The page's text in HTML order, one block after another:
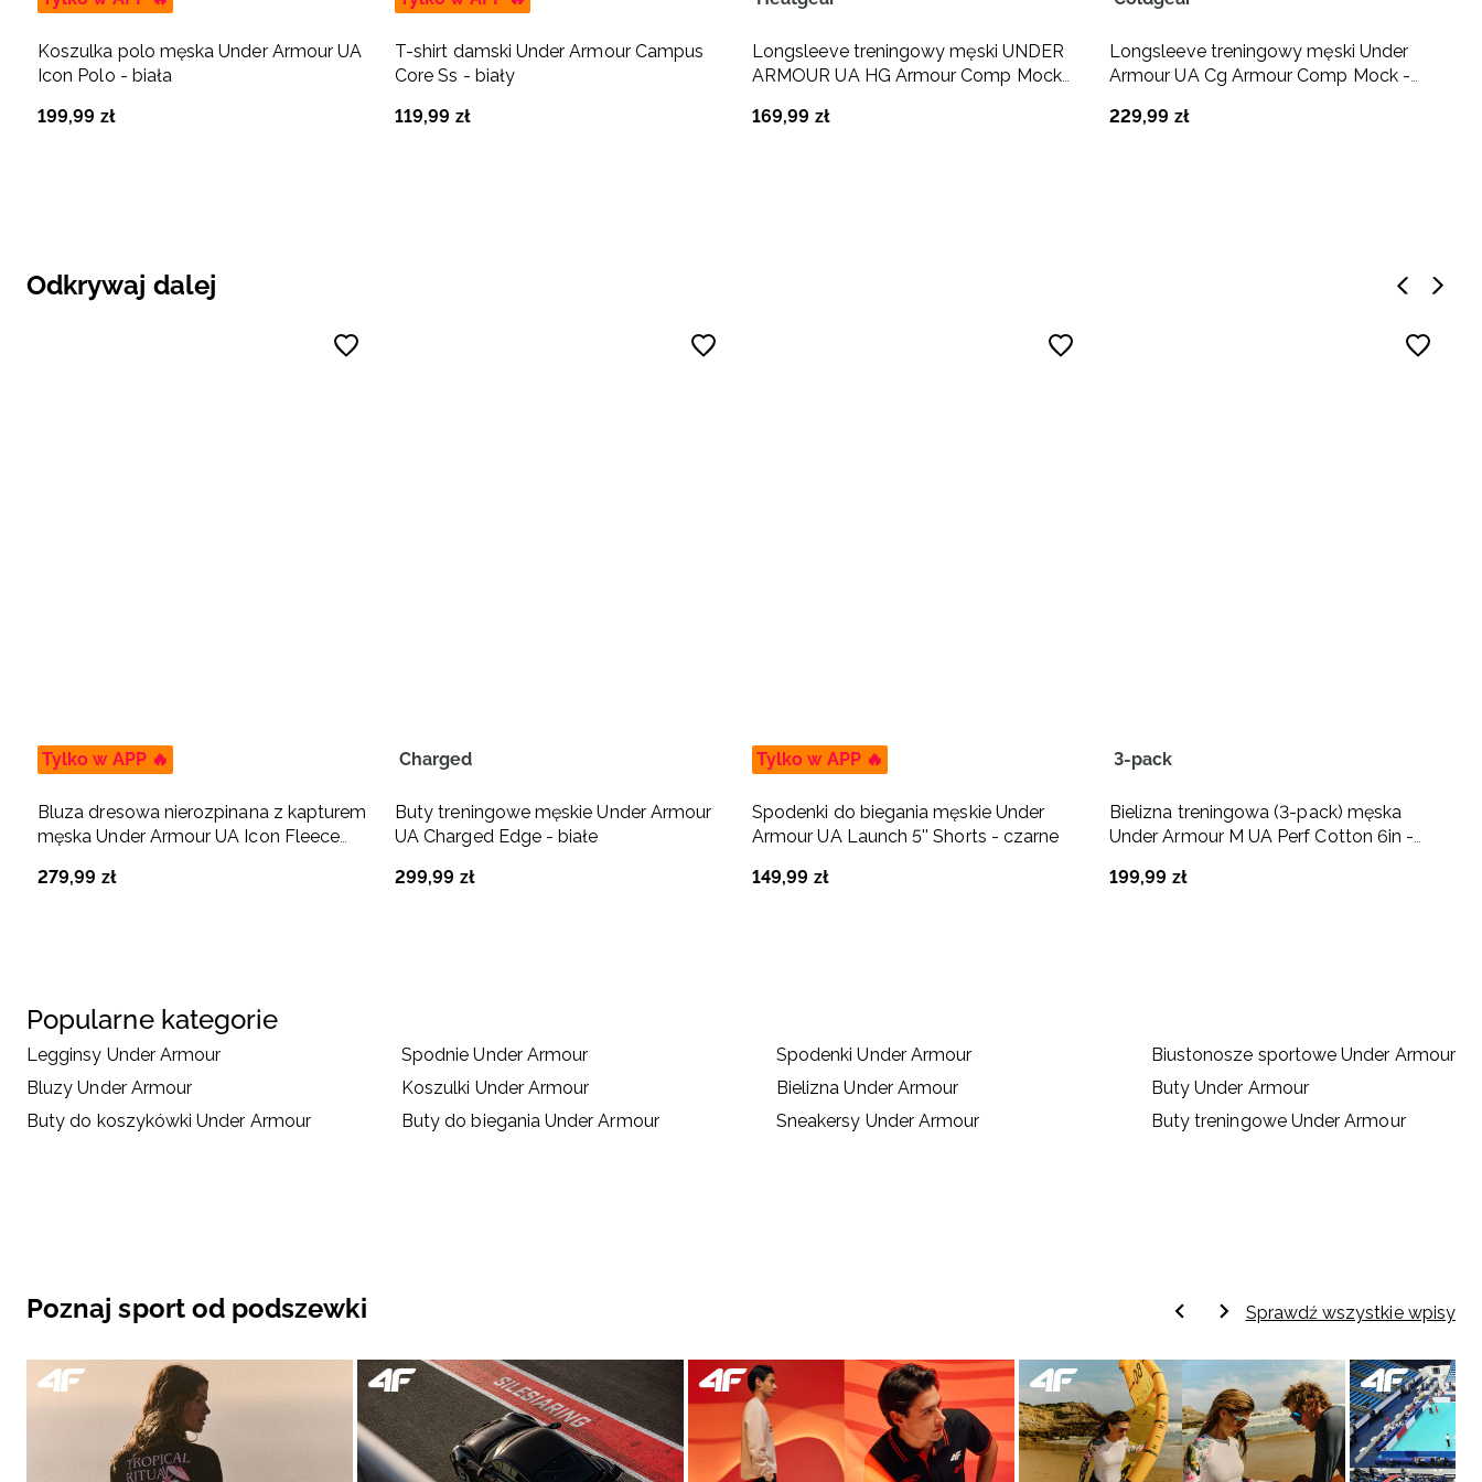
Koszulka polo męska Under Armour UA
Icon Polo - biała
199,99 zł
T-shirt damski Under Armour Campus
Core Ss - biały
119,99 zł
Longsleeve treningowy męski UNDER
ARMOUR UA HG Armour Comp Mock
169,99 zł
Longsleeve treningowy męski Under
Armour UA Cg Armour Comp Mock -
229,99 zł
Odkrywaj dalej
Tylko w APP 🔥
Bluza dresowa nierozpinana z kapturem
męska Under Armour UA Icon Fleece
279,99 zł
Charged
Buty treningowe męskie Under Armour
UA Charged Edge - białe
299,99 zł
Tylko w APP 🔥
Spodenki do biegania męskie Under
Armour UA Launch 5'' Shorts - czarne
149,99 zł
3-pack
Bielizna treningowa (3-pack) męska
Under Armour M UA Perf Cotton 6in -
199,99 zł
Popularne kategorie
Legginsy Under Armour Spodnie Under Armour Spodenki Under Armour
Biustonosze sportowe Under Armour
Bluzy Under Armour
Koszulki Under Armour Bielizna Under Armour
Buty Under Armour
Buty do koszykówki Under Armour
Buty do biegania Under Armour Sneakersy Under Armour Buty treningowe Under Armour
Poznaj sport od podszewki Sprawdź wszystkie wpisy